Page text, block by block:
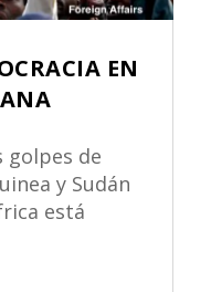
EN
golpes de
y Sudán
está